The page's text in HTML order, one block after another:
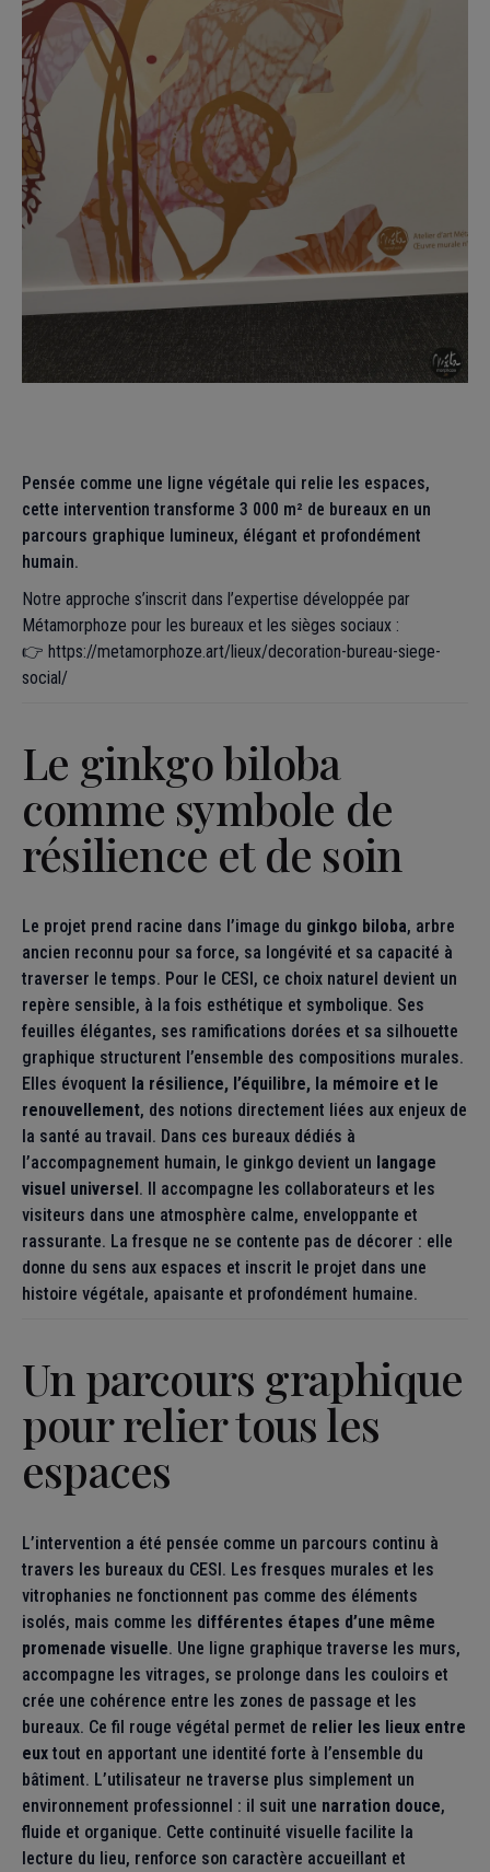
Pensée comme une ligne végétale qui relie les espaces,
cette intervention transforme 3 000 m² de bureaux en un
parcours graphique lumineux, élégant et profondément
humain.
Notre approche s’inscrit dans l’expertise développée par
Métamorphoze pour les bureaux et les sièges sociaux :
👉 https://metamorphoze.art/lieux/decoration-bureau-siege-
social/
Le ginkgo biloba
comme symbole de
résilience et de soin
Le projet prend racine dans l’image du ginkgo biloba, arbre
ancien reconnu pour sa force, sa longévité et sa capacité à
traverser le temps. Pour le CESI, ce choix naturel devient un
repère sensible, à la fois esthétique et symbolique. Ses
feuilles élégantes, ses ramifications dorées et sa silhouette
graphique structurent l’ensemble des compositions murales.
Elles évoquent la résilience, l’équilibre, la mémoire et le
renouvellement, des notions directement liées aux enjeux de
la santé au travail. Dans ces bureaux dédiés à
l’accompagnement humain, le ginkgo devient un langage
visuel universel . Il accompagne les collaborateurs et les
visiteurs dans une atmosphère calme, enveloppante et
rassurante. La fresque ne se contente pas de décorer : elle
donne du sens aux espaces et inscrit le projet dans une
histoire végétale, apaisante et profondément humaine.
Un parcours graphique
pour relier tous les
espaces
L’intervention a été pensée comme un parcours continu à
travers les bureaux du CESI. Les fresques murales et les
vitrophanies ne fonctionnent pas comme des éléments
isolés, mais comme les différentes étapes d’une même
promenade visuelle. Une ligne graphique traverse les murs,
accompagne les vitrages, se prolonge dans les couloirs et
crée une cohérence entre les zones de passage et les
bureaux. Ce fil rouge végétal permet de relier les lieux entre
eux tout en apportant une identité forte à l’ensemble du
bâtiment. L’utilisateur ne traverse plus simplement un
environnement professionnel : il suit une narration douce,
fluide et organique. Cette continuité visuelle facilite la
lecture du lieu, renforce son caractère accueillant et